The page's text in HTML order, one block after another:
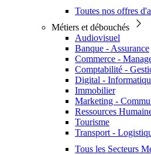
Toutes nos offres
Métiers et débouchés
Audiovisuel
Banque - Assurance
Commerce -
Comptabilité -
Digital -
Immobilier
Marketing -
Ressources
Tourisme
Transport -
Tous les Secteurs